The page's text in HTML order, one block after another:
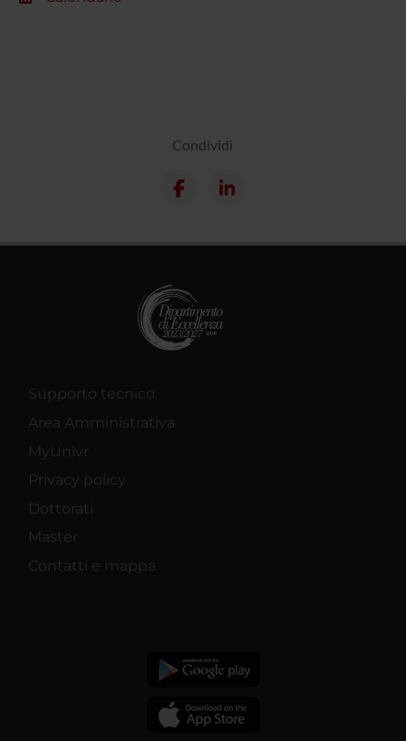
Condividi
Supporto tecnico
Area Amministrativa
MyUnivr
Privacy policy
Dottorati
Master
Contatti e mappa